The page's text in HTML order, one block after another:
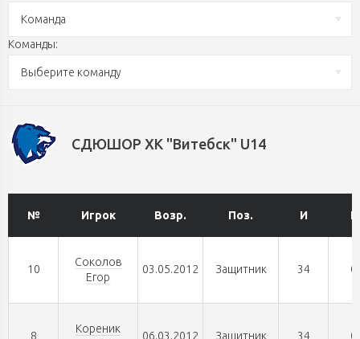
Команда
Команды:
Выберите команду
СДЮШОР ХК "Витебск" U14
№ Игрок Возр. Поз. И Г
10
Соколов
Егор
03.05.2012 Защитник 34 0
8
Кореник
06.03.2012 Защитник 34 0